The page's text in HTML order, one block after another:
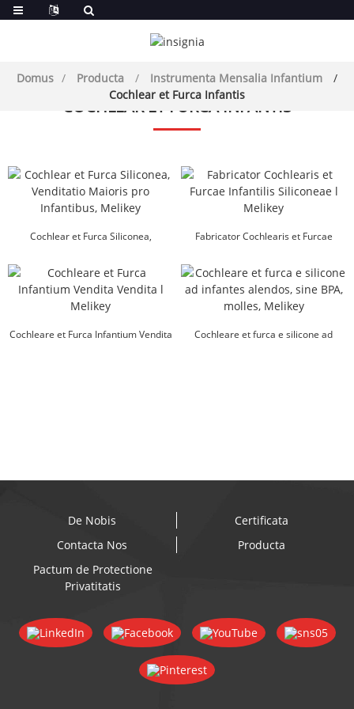
Domus Producta
Instrumenta Mensalia Infantium
Cochlear et Furca Infantis
COCHLEAR ET FURCA INFANTIS
Cochlear et Furca Siliconea,
Melikey
Fabricator Cochlearis et Furcae
Cochleare et Furca Infantium Vendita
Cochleare et furca e silicone ad
De Nobis
Certificata
Contacta Nos
Producta
Pactum de Protectione
Privatitatis